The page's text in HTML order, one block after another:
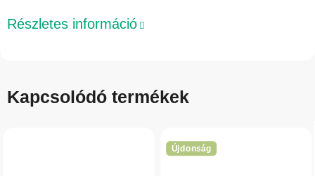
Részletes információ
Kapcsolódó termékek
Újdonság